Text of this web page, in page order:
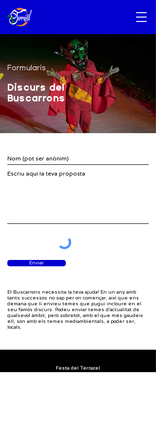
Formularis
Discurs del
Buscarrons
Enviar
El Buscarrons necessita la teva ajuda! En un any amb
tants successos no sap per on començar, així que ens
demana que li envieu temes que pugui incloure en el
seu famós discurs. Podeu enviar temes d’actualitat de
qualsevol àmbit, però sobretot, amb el que més gaudeix
ell, son amb els temes mediambientals, a poder ser,
locals.
Festa del Terrazel